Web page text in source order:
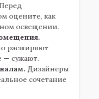
оцените, как
освещении.
расширяют
— сужают.
Дизайнеры
сочетание